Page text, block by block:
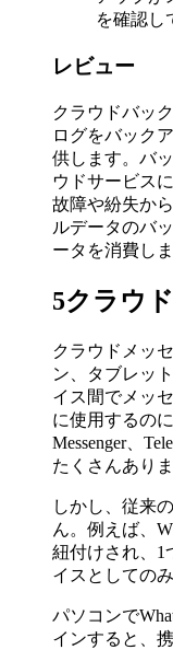
を確認し
レビュー
クラウドバッ
ログをバック
供します。バ
ウドサービス
故障や紛失か
ルデータのバ
ータを消費しま
5クラウ
クラウドメッ
ン、タブレッ
イス間でメッ
に使用するの
Messenger、
たくさんありま
しかし、従来
ん。例えば、
紐付けされ、1
イスとしての
パソコンで
インすると、